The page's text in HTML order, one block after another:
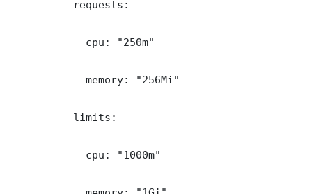
          requests:
            cpu: "250m"
            memory: "256Mi"
          limits:
            cpu: "1000m"